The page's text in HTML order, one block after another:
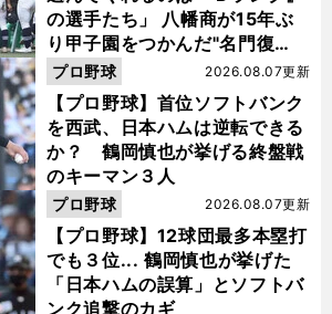
の選手たち」 八幡商が15年ぶ
り甲子園をつかんだ"名門復
活"の舞台裏
【プロ野球】首位ソフトバンク
を西武、日本ハムは逆転できる
か？ 鶴岡慎也が挙げる終盤戦
のキーマン３人
2026.08.07更新
プロ野球
【プロ野球】12球団最多本塁打
でも３位... 鶴岡慎也が挙げた
「日本ハムの誤算」とソフトバ
ンク追撃のカギ
2026.08.07更新
プロ野球